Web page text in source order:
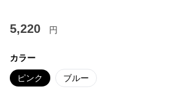
5,220 円
カラー
ピンク ブルー